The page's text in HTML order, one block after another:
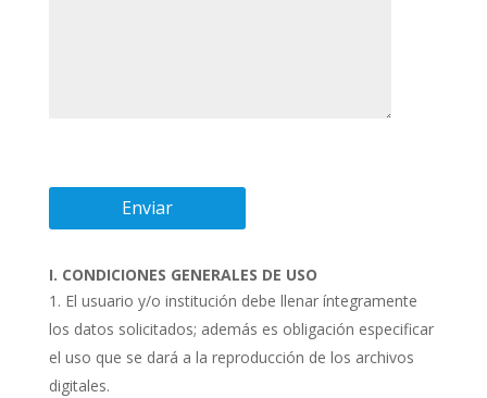
I. CONDICIONES GENERALES DE USO
El usuario y/o institución debe llenar íntegramente
los datos solicitados; además es obligación especificar
el uso que se dará a la reproducción de los archivos
digitales.